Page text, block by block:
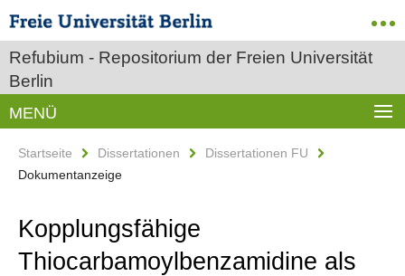
Refubium - Repositorium der Freien Universität
Berlin
MENÜ
Startseite Dissertationen
Dissertationen FU
Dokumentanzeige
Kopplungsfähige
Thiocarbamoylbenzamidine als